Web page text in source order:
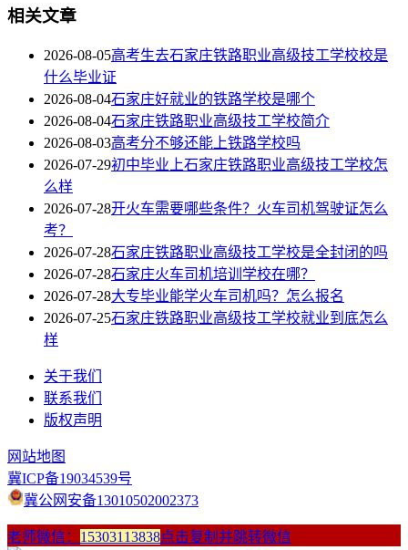
相关文章
2026-08-05高考生去石家庄铁路职业高级技工学校校是
什么毕业证
2026-08-04石家庄好就业的铁路学校是哪个
2026-08-04石家庄铁路职业高级技工学校简介
2026-08-03高考分不够还能上铁路学校吗
2026-07-29初中毕业上石家庄铁路职业高级技工学校怎
么样
2026-07-28开火车需要哪些条件？火车司机驾驶证怎么
考？
2026-07-28石家庄铁路职业高级技工学校是全封闭的吗
2026-07-28石家庄火车司机培训学校在哪？
2026-07-28大专毕业能学火车司机吗？怎么报名
2026-07-25石家庄铁路职业高级技工学校就业到底怎么
样
关于我们
联系我们
版权声明
网站地图
冀ICP备19034539号
冀公网安备13010502002373
老师微信： 15303113838点击复制并跳转微信